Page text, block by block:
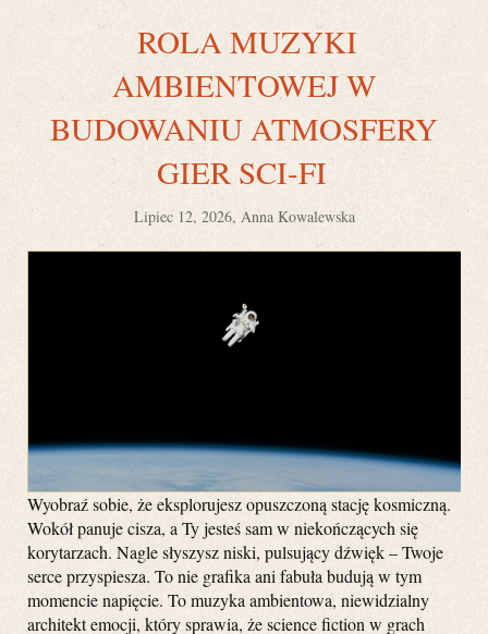
ROLA MUZYKI
AMBIENTOWEJ W
BUDOWANIU ATMOSFERY
GIER SCI-FI
Lipiec 12, 2026, Anna Kowalewska
Wyobraź sobie, że eksplorujesz opuszczoną stację kosmiczną.
Wokół panuje cisza, a Ty jesteś sam w niekończących się
korytarzach. Nagle słyszysz niski, pulsujący dźwięk – Twoje
serce przyspiesza. To nie grafika ani fabuła budują w tym
momencie napięcie. To muzyka ambientowa, niewidzialny
architekt emocji, który sprawia, że science fiction w grach